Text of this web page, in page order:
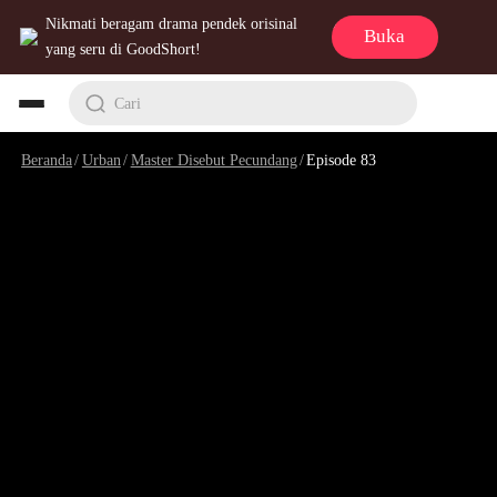
Nikmati beragam drama pendek orisinal
yang seru di GoodShort!
Buka
Cari
Beranda/Urban /Master Disebut Pecundang/Episode 83